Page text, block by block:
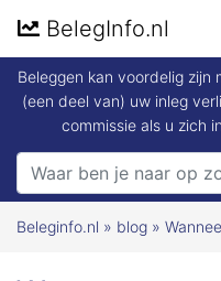
BelegInfo.nl
Beleggen kan voordelig zijn
(een deel van) uw inleg
commissie als u zich
Beleginfo.nl » blog »